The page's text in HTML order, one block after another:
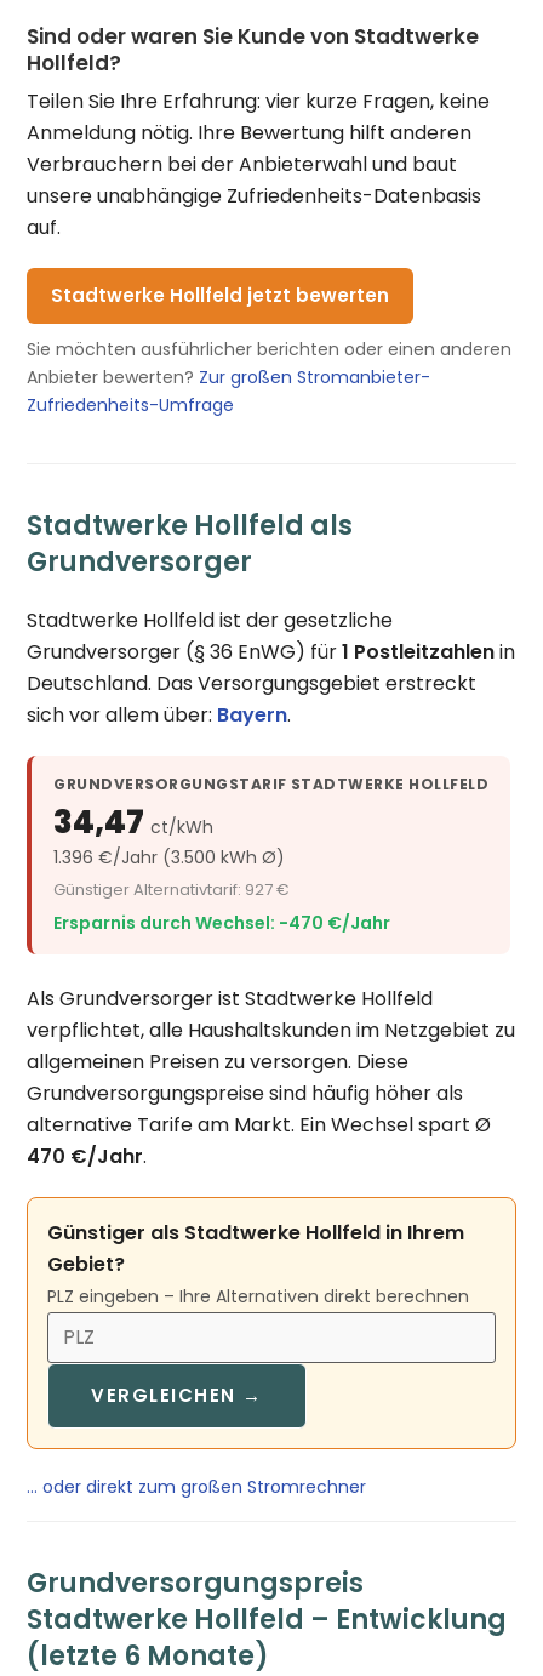
Sind oder waren Sie Kunde von Stadtwerke
Hollfeld?
Teilen Sie Ihre Erfahrung: vier kurze Fragen, keine
Anmeldung nötig. Ihre Bewertung hilft anderen
Verbrauchern bei der Anbieterwahl und baut
unsere unabhängige Zufriedenheits-Datenbasis
auf.
Stadtwerke Hollfeld jetzt bewerten
Sie möchten ausführlicher berichten oder einen anderen
Anbieter bewerten? Zur großen Stromanbieter-
Zufriedenheits-Umfrage
Stadtwerke Hollfeld als
Grundversorger
Stadtwerke Hollfeld ist der gesetzliche
Grundversorger (§ 36 EnWG) für1 Postleitzahlenin
Deutschland. Das Versorgungsgebiet erstreckt
sich vor allem über: Bayern.
GRUNDVERSORGUNGSTARIF STADTWERKE HOLLFELD
34,47ct/kWh
1.396 €/Jahr (3.500 kWh Ø)
Günstiger Alternativtarif: 927 €
Ersparnis durch Wechsel: −470 €/Jahr
Als Grundversorger ist Stadtwerke Hollfeld
verpflichtet, alle Haushaltskunden im Netzgebiet zu
allgemeinen Preisen zu versorgen. Diese
Grundversorgungspreise sind häufig höher als
alternative Tarife am Markt. Ein Wechsel spart Ø
470 €/Jahr.
Günstiger als Stadtwerke Hollfeld in Ihrem
Gebiet?
PLZ eingeben – Ihre Alternativen direkt berechnen
VERGLEICHEN →
… oder direkt zum großen Stromrechner
Grundversorgungspreis
Stadtwerke Hollfeld – Entwicklung
(letzte 6 Monate)